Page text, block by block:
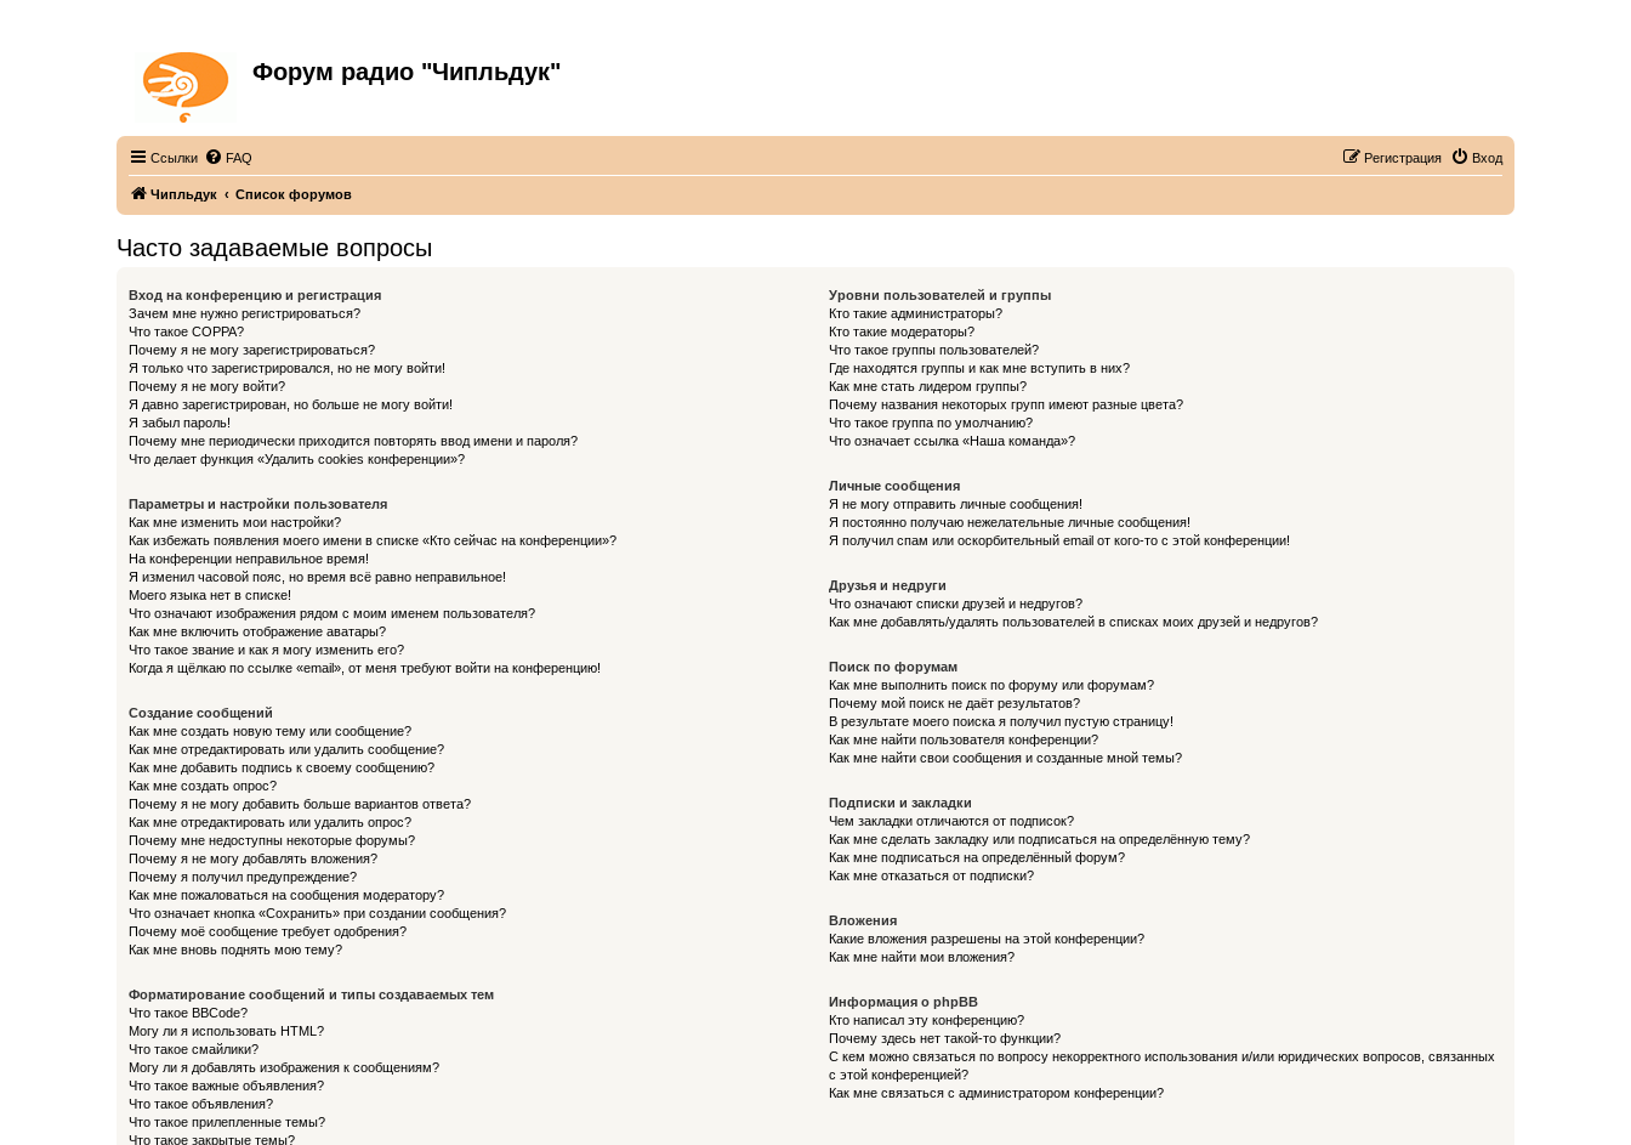
Форум радио "Чипльдук"
Ссылки FAQ Вход
Регистрация
Чипльдук Список форумов
Часто задаваемые вопросы
Вход на конференцию и регистрация
Зачем мне нужно регистрироваться?
Что такое COPPA?
Почему я не могу зарегистрироваться?
Я только что зарегистрировался, но не могу войти!
Почему я не могу войти?
Я давно зарегистрирован, но больше не могу войти!
Я забыл пароль!
Почему мне периодически приходится повторять ввод имени и пароля?
Что делает функция «Удалить cookies конференции»?
Параметры и настройки пользователя
Как мне изменить мои настройки?
Как избежать появления моего имени в списке «Кто сейчас на конференции»?
На конференции неправильное время!
Я изменил часовой пояс, но время всё равно неправильное!
Моего языка нет в списке!
Что означают изображения рядом с моим именем пользователя?
Как мне включить отображение аватары?
Что такое звание и как я могу изменить его?
Когда я щёлкаю по ссылке «email», от меня требуют войти на конференцию!
Создание сообщений
Как мне создать новую тему или сообщение?
Как мне отредактировать или удалить сообщение?
Как мне добавить подпись к своему сообщению?
Как мне создать опрос?
Почему я не могу добавить больше вариантов ответа?
Как мне отредактировать или удалить опрос?
Почему мне недоступны некоторые форумы?
Почему я не могу добавлять вложения?
Почему я получил предупреждение?
Как мне пожаловаться на сообщения модератору?
Что означает кнопка «Сохранить» при создании сообщения?
Почему моё сообщение требует одобрения?
Как мне вновь поднять мою тему?
Форматирование сообщений и типы создаваемых тем
Что такое BBCode?
Могу ли я использовать HTML?
Что такое смайлики?
Могу ли я добавлять изображения к сообщениям?
Что такое важные объявления?
Что такое объявления?
Что такое прилепленные темы?
Что такое закрытые темы?
Уровни пользователей и группы
Кто такие администраторы?
Кто такие модераторы?
Что такое группы пользователей?
Где находятся группы и как мне вступить в них?
Как мне стать лидером группы?
Почему названия некоторых групп имеют разные цвета?
Что такое группа по умолчанию?
Что означает ссылка «Наша команда»?
Личные сообщения
Я не могу отправить личные сообщения!
Я постоянно получаю нежелательные личные сообщения!
Я получил спам или оскорбительный email от кого-то с этой конференции!
Друзья и недруги
Что означают списки друзей и недругов?
Как мне добавлять/удалять пользователей в списках моих друзей и недругов?
Поиск по форумам
Как мне выполнить поиск по форуму или форумам?
Почему мой поиск не даёт результатов?
В результате моего поиска я получил пустую страницу!
Как мне найти пользователя конференции?
Как мне найти свои сообщения и созданные мной темы?
Подписки и закладки
Чем закладки отличаются от подписок?
Как мне сделать закладку или подписаться на определённую тему?
Как мне подписаться на определённый форум?
Как мне отказаться от подписки?
Вложения
Какие вложения разрешены на этой конференции?
Как мне найти мои вложения?
Информация о phpBB
Кто написал эту конференцию?
Почему здесь нет такой-то функции?
С кем можно связаться по вопросу некорректного использования и/или юридических вопросов, связанных
с этой конференцией?
Как мне связаться с администратором конференции?